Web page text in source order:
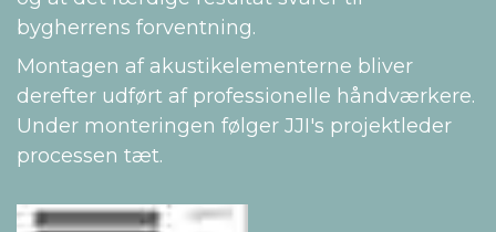
bygherrens forventning.
Montagen af akustikelementerne bliver
derefter udført af professionelle håndværkere.
Under monteringen følger JJI's projektleder
processen tæt.